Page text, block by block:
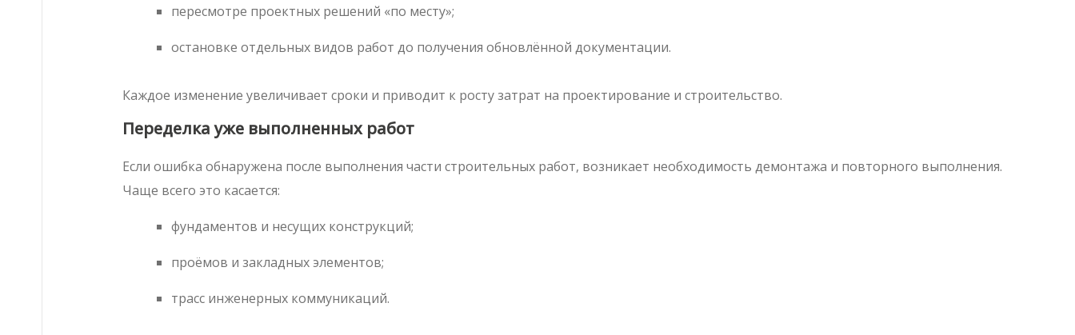
пересмотре проектных решений «по месту»;
остановке отдельных видов работ до получения обновлённой документации.
Каждое изменение увеличивает сроки и приводит к росту затрат на проектирование и строительство.
Переделка уже выполненных работ
Если ошибка обнаружена после выполнения части строительных работ, возникает необходимость демонтажа и повторного выполнения.
Чаще всего это касается:
фундаментов и несущих конструкций;
проёмов и закладных элементов;
трасс инженерных коммуникаций.